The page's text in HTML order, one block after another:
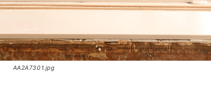
AA2A7301.jpg